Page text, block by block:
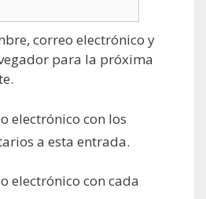
correo electrónico y
para la próxima
electrónico con los
a esta entrada.
electrónico con cada